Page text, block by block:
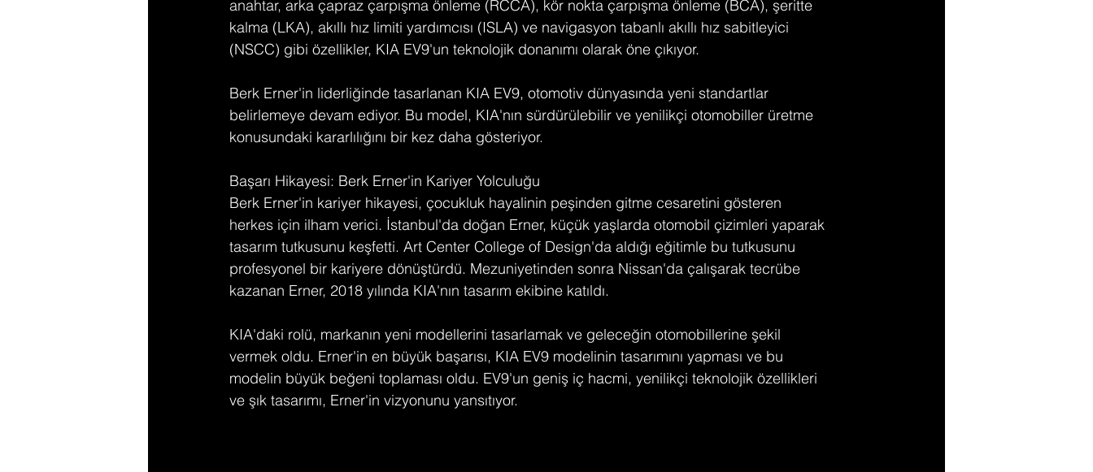
anahtar, arka çapraz çarpışma önleme (RCCA), kör nokta çarpışma önleme (BCA), şeritte
kalma (LKA), akıllı hız limiti yardımcısı (ISLA) ve navigasyon tabanlı akıllı hız sabitleyici
(NSCC) gibi özellikler, KIA EV9'un teknolojik donanımı olarak öne çıkıyor​.
Berk Erner'in liderliğinde tasarlanan KIA EV9, otomotiv dünyasında yeni standartlar
belirlemeye devam ediyor. Bu model, KIA'nın sürdürülebilir ve yenilikçi otomobiller üretme
konusundaki kararlılığını bir kez daha gösteriyor.
Başarı Hikayesi: Berk Erner'in Kariyer Yolculuğu
Berk Erner'in kariyer hikayesi, çocukluk hayalinin peşinden gitme cesaretini gösteren
herkes için ilham verici. İstanbul'da doğan Erner, küçük yaşlarda otomobil çizimleri yaparak
tasarım tutkusunu keşfetti. Art Center College of Design'da aldığı eğitimle bu tutkusunu
profesyonel bir kariyere dönüştürdü. Mezuniyetinden sonra Nissan'da çalışarak tecrübe
kazanan Erner, 2018 yılında KIA'nın tasarım ekibine katıldı.
KIA'daki rolü, markanın yeni modellerini tasarlamak ve geleceğin otomobillerine şekil
vermek oldu. Erner'in en büyük başarısı, KIA EV9 modelinin tasarımını yapması ve bu
modelin büyük beğeni toplaması oldu. EV9'un geniş iç hacmi, yenilikçi teknolojik özellikleri
ve şık tasarımı, Erner'in vizyonunu yansıtıyor​.